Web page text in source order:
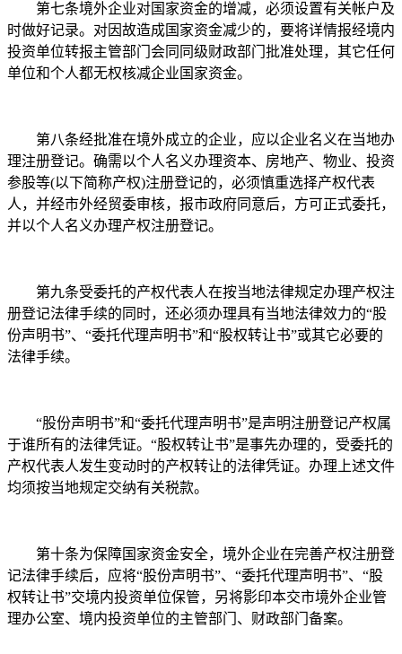
第七条境外企业对国家资金的增减，必须设置有关帐户及
时做好记录。对因故造成国家资金减少的，要将详情报经境内
投资单位转报主管部门会同同级财政部门批准处理，其它任何
单位和个人都无权核减企业国家资金。
第八条经批准在境外成立的企业，应以企业名义在当地办
理注册登记。确需以个人名义办理资本、房地产、物业、投资
参股等(以下简称产权)注册登记的，必须慎重选择产权代表
人，并经市外经贸委审核，报市政府同意后，方可正式委托，
并以个人名义办理产权注册登记。
第九条受委托的产权代表人在按当地法律规定办理产权注
册登记法律手续的同时，还必须办理具有当地法律效力的“股
份声明书”、“委托代理声明书”和“股权转让书”或其它必要的
法律手续。
“股份声明书”和“委托代理声明书”是声明注册登记产权属
于谁所有的法律凭证。“股权转让书”是事先办理的，受委托的
产权代表人发生变动时的产权转让的法律凭证。办理上述文件
均须按当地规定交纳有关税款。
第十条为保障国家资金安全，境外企业在完善产权注册登
记法律手续后，应将“股份声明书”、“委托代理声明书”、“股
权转让书”交境内投资单位保管，另将影印本交市境外企业管
理办公室、境内投资单位的主管部门、财政部门备案。